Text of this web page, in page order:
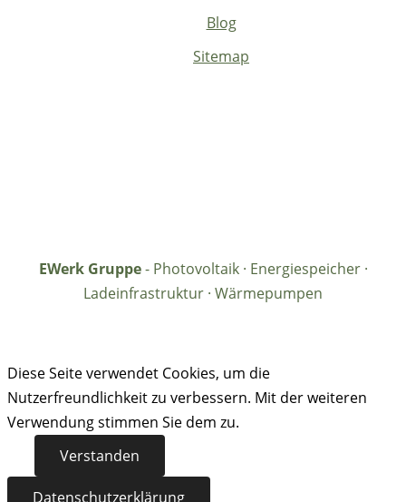
Blog
Sitemap
EWerk Gruppe- Photovoltaik · Energiespeicher ·
Ladeinfrastruktur · Wärmepumpen
Diese Seite verwendet Cookies, um die
Nutzerfreundlichkeit zu verbessern. Mit der weiteren
Verwendung stimmen Sie dem zu.
Verstanden
Datenschutzerklärung